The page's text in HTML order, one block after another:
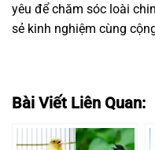
yêu để chăm sóc loài
sẻ kinh nghiệm cùng
Bài Viết Liên Quan: